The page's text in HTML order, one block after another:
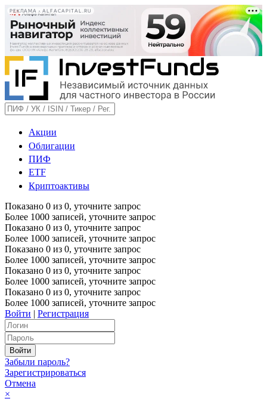
РЕКЛАМА • ALFACAPITAL.RU
Акции
Облигации
ПИФ
ETF
Криптоактивы
Показано 0 из 0, уточните запрос
Более 1000 записей, уточните запрос
Показано 0 из 0, уточните запрос
Более 1000 записей, уточните запрос
Показано 0 из 0, уточните запрос
Более 1000 записей, уточните запрос
Показано 0 из 0, уточните запрос
Более 1000 записей, уточните запрос
Показано 0 из 0, уточните запрос
Более 1000 записей, уточните запрос
Войти | Регистрация
Забыли пароль?
Зарегистрироваться
Отмена
×